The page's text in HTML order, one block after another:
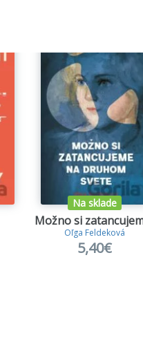
Na sklade
Oľga Feldeková
5,40€